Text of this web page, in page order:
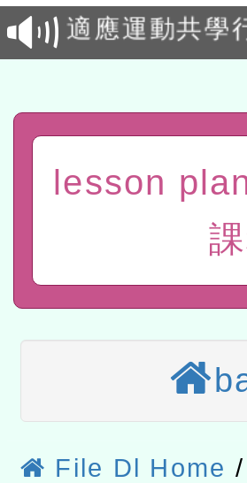
結果公告(無
適應運動共學
本館辦理115
「數位內容與
有關大陸委
赴陸應申請許
轉知經濟部水
位及節水達人
市孔廟祈福
2026年桃園
結果公告(無
適應運動共學
lesson
File Dl Home